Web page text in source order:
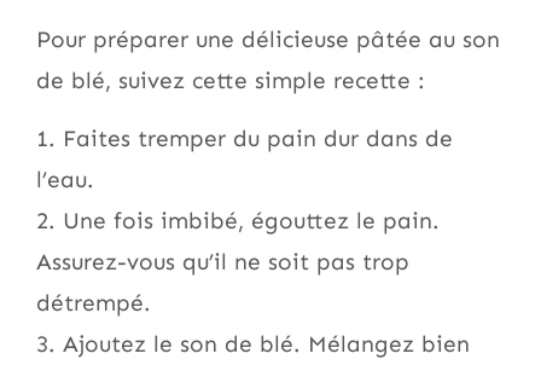
Pour préparer une délicieuse pâtée au son
de blé, suivez cette simple recette :
1. Faites tremper du pain dur dans de
l’eau.
2. Une fois imbibé, égouttez le pain.
Assurez-vous qu’il ne soit pas trop
détrempé.
3. Ajoutez le son de blé. Mélangez bien